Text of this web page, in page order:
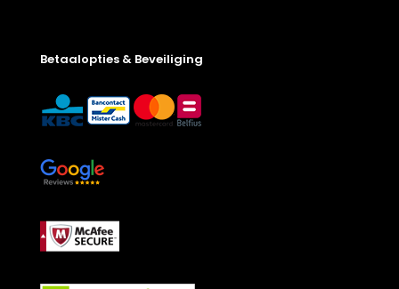
Betaalopties & Beveiliging